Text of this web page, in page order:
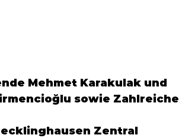
Mehmet Karakulak und
sowie Zahlreiche
Zentral